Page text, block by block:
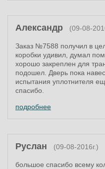
Александр (09-08-
Заказ №7588 получил в
коробки удивил, думал
хорошо закреплен для
подошел. Дверь пока
испытания уплотнителя
спасибо.
подробнее
Руслан (09-08-2016г.)
большое спасибо всему